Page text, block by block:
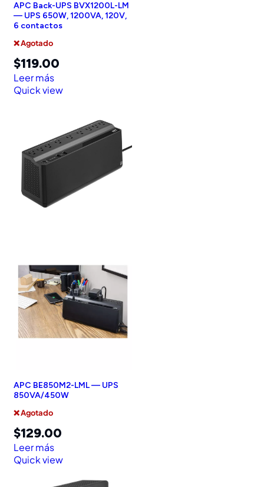
APC Back-UPS BVX1200L-LM
— UPS 650W, 1200VA, 120V,
6 contactos
❌ Agotado
$119.00
Leer más
Quick view
APC BE850M2-LML — UPS
850VA/450W
❌ Agotado
$129.00
Leer más
Quick view